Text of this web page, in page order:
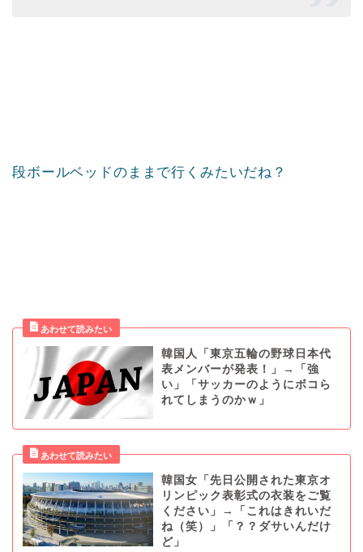
段ボールベッドのままで行くみたいだね？
韓国人「東京五輪の野球日本代
表メンバーが発表！」→「強
い」「サッカーのようにボコら
れてしまうのかｗ」
韓国女「先日公開された東京オ
リンピック表彰式の衣装をご覧
ください」→「これはきれいだ
ね（笑）」「？？ダサいんだけ
ど」